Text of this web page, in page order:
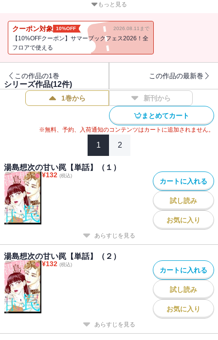
もっと見る
クーポン対象 10%OFF 2026.08.11まで
【10%OFFクーポン】サマーブックフェス2026！全
フロアで使える
この作品の1巻 この作品の最新巻
シリーズ作品(12件)
1巻から 新刊から
まとめてカート
※無料、予約、入荷通知のコンテンツはカートに追加されません。
1 2
湯島想次の甘い罠【単話】（１）
¥132 (税込)
カートに入れる
試し読み
お気に入り
あらすじを見る
湯島想次の甘い罠【単話】（２）
¥132 (税込)
カートに入れる
試し読み
お気に入り
あらすじを見る